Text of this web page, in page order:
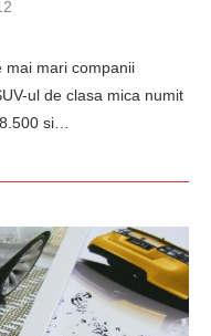
mai mari companii
ul de clasa mica numit
si…